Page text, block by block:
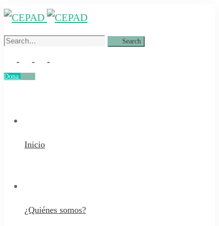
Search
Search
Dona
Inicio
¿Quiénes somos?